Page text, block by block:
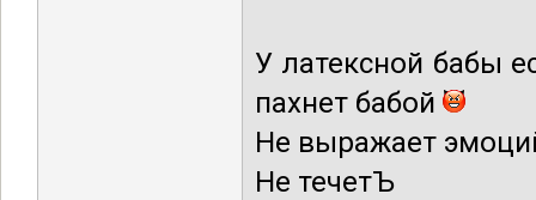
У латексной бабы
пахнет бабой
Не выражает
Не течетЪ